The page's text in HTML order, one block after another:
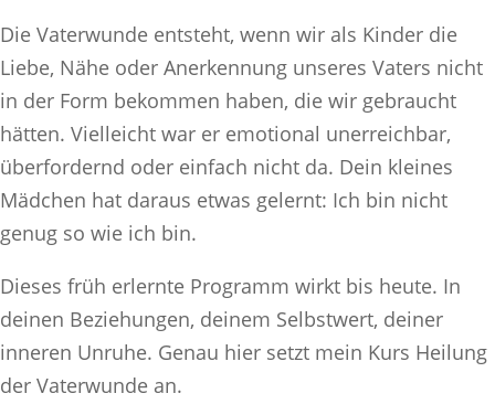
Die Vaterwunde entsteht, wenn wir als Kinder die
Liebe, Nähe oder Anerkennung unseres Vaters nicht
in der Form bekommen haben, die wir gebraucht
hätten. Vielleicht war er emotional unerreichbar,
überfordernd oder einfach nicht da. Dein kleines
Mädchen hat daraus etwas gelernt: Ich bin nicht
genug so wie ich bin.
Dieses früh erlernte Programm wirkt bis heute. In
deinen Beziehungen, deinem Selbstwert, deiner
inneren Unruhe. Genau hier setzt mein Kurs Heilung
der Vaterwunde an.